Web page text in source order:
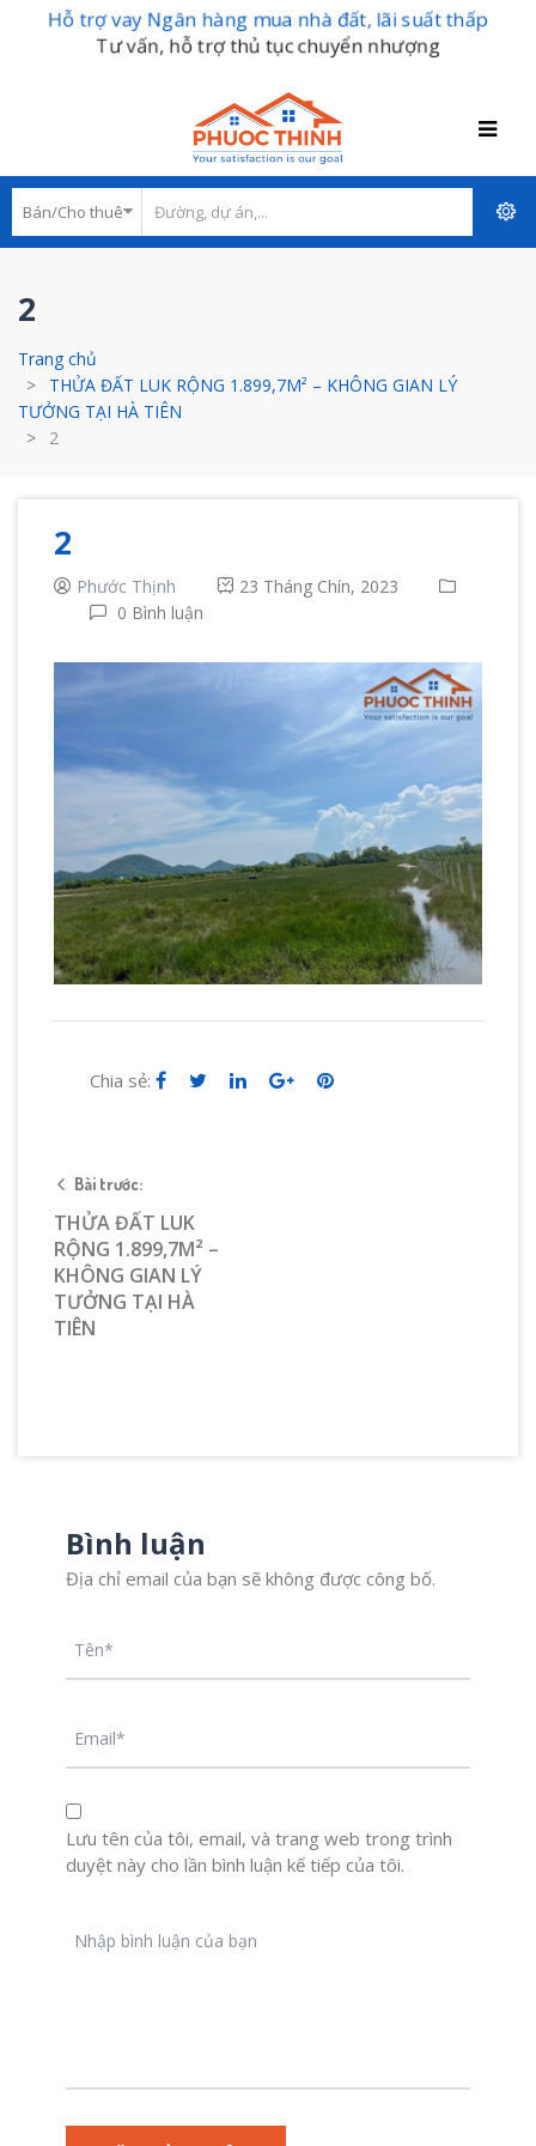
Hỗ trợ vay Ngân hàng mua nhà đất, lãi suất thấp
Tư vấn, hỗ trợ thủ tục chuyển nhượng
2
Trang chủ
THỬA ĐẤT LUK RỘNG 1.899,7M² – KHÔNG GIAN LÝ
TƯỞNG TẠI HÀ TIÊN
2
2
Phước Thịnh
23 Tháng Chín, 2023
0 Bình luận
Chia sẻ:
Bài trước:
THỬA ĐẤT LUK
RỘNG 1.899,7M² –
KHÔNG GIAN LÝ
TƯỞNG TẠI HÀ
TIÊN
Bình luận
Địa chỉ email của bạn sẽ không được công bố.
Lưu tên của tôi, email, và trang web trong trình
duyệt này cho lần bình luận kế tiếp của tôi.